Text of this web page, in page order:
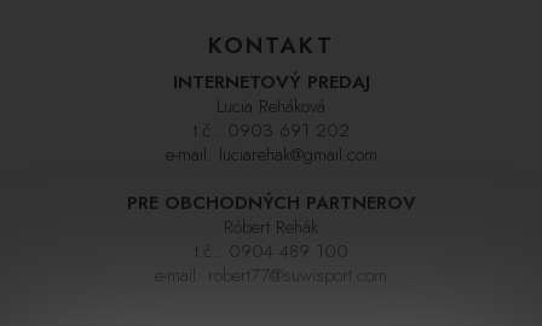
KONTAKT
INTERNETOVÝ PREDAJ
Lucia Reháková
t.č.: 0903 691 202
e-mail: luciarehak@gmail.com
PRE OBCHODNÝCH PARTNEROV
Róbert Rehák
t.č.: 0904 489 100
e-mail: robert77@suwisport.com